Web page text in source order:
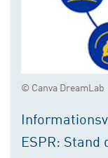
© Canva DreamLab
ESPR: